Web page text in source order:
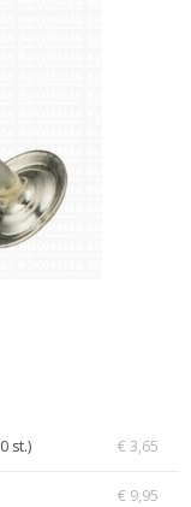
st.) € 3,65
€ 9,95